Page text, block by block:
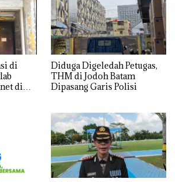
di
di
Diduga Digeledah Petugas,
THM di Jodoh Batam
Dipasang Garis Polisi